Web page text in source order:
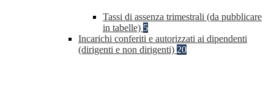
Tassi di assenza trimestrali (da pubblicare
in tabelle) 5
Incarichi conferiti e autorizzati ai dipendenti
(dirigenti e non dirigenti) 20